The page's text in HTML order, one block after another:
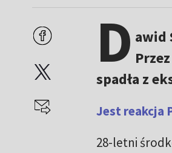
D awid
spadła z
Jest reakcja
28-letni